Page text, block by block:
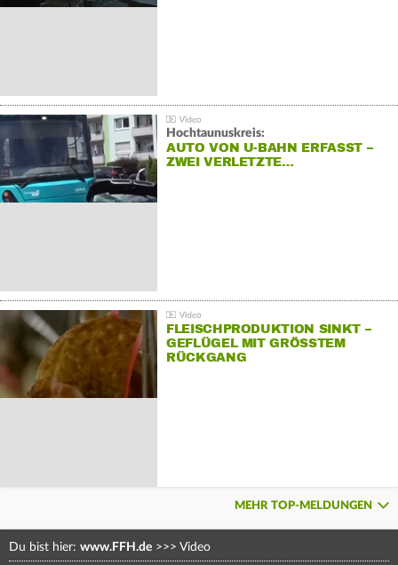
Hochtaunuskreis:
AUTO VON U-BAHN ERFASST –
ZWEI VERLETZTE…
FLEISCHPRODUKTION SINKT –
GEFLÜGEL MIT GRÖSSTEM R
ÜCKGANG
MEHR TOP-MELDUNGEN
Du bist hier: www.FFH.de >>> Video